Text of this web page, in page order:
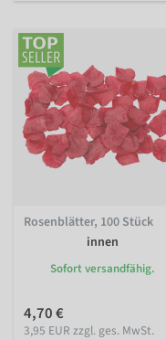
Rosenblätter, 100 Stück
innen
Sofort versandfähig.
4,70 €
3,95 EUR zzgl. ges. MwSt.